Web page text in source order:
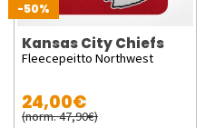
-50%
Kansas City Chiefs
Fleecepeitto Northwest
24,00€
(norm. 47,90€)